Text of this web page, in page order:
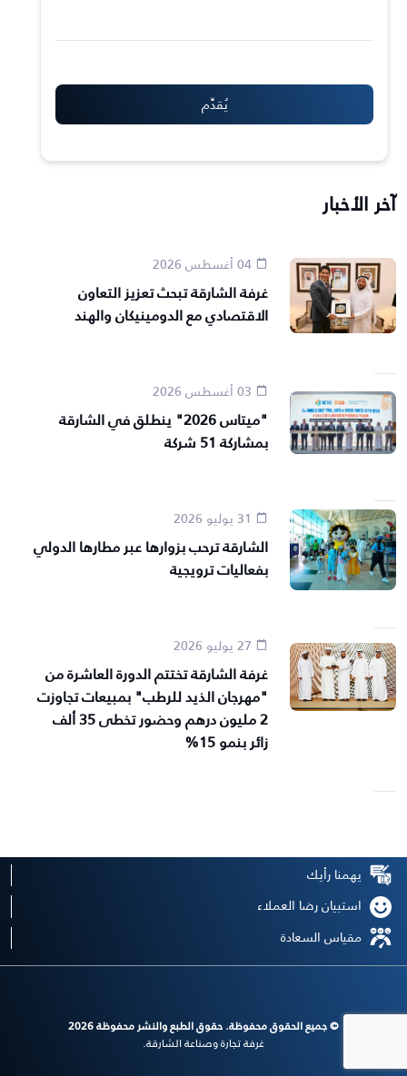
آخر الأخبار
04 أغسطس 2026
غرفة الشارقة تبحث تعزيز التعاون
الاقتصادي مع الدومينيكان والهند
"ميتاس 2026" ينطلق في الشارقة
بمشاركة 51 شركة
الشارقة ترحب بزوارها عبر مطارها الدولي
بفعاليات ترويجية
غرفة الشارقة تختتم الدورة العاشرة من
"مهرجان الذيد للرطب" بمبيعات تجاوزت
2 مليون درهم وحضور تخطى 35 ألف
زائر بنمو 15%
يهمنا رأيك
استبيان رضا العملاء
مقياس السعادة
© جميع الحقوق محفوظة. حقوق الطبع والنشر محفوظة 2026
غرفة تجارة وصناعة الشارقة.